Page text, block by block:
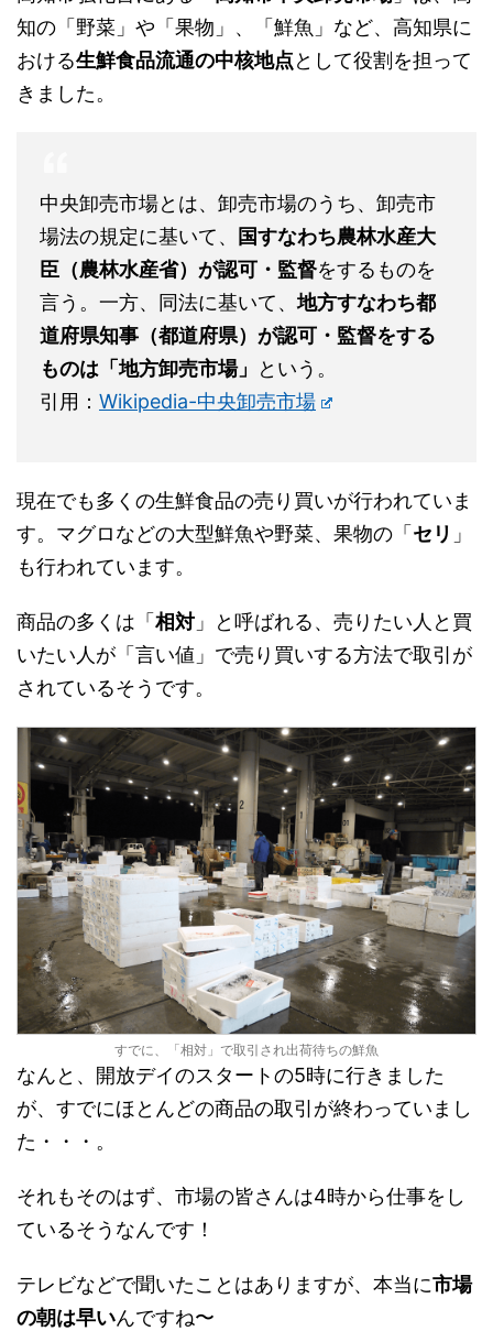
知の「野菜」や「果物」、「鮮魚」など、高知県に
おける生鮮食品流通の中核地点として役割を担って
きました。
中央卸売市場とは、卸売市場のうち、卸売市
場法の規定に基いて、
国すなわち農林水産大
臣（農林水産省）が認可・監督をするものを
言う。一方、同法に基いて、地方すなわち都
道府県知事（都道府県）が認可・監督をする
ものは「地方卸売市場」
という。
引用： Wikipedia-中央卸売市場
現在でも多くの生鮮食品の売り買いが行われていま
す。マグロなどの大型鮮魚や野菜、果物の「 セリ 」
も行われています。
商品の多くは「 相対 」と呼ばれる、売りたい人と買
いたい人が「言い値」で売り買いする方法で取引が
されているそうです。
すでに、「相対」で取引され出荷待ちの鮮魚
なんと、開放デイのスタートの5時に行きました
が、すでにほとんどの商品の取引が終わっていまし
た・・・。
それもそのはず、市場の皆さんは4時から仕事をし
ているそうなんです！
テレビなどで聞いたことはありますが、本当に市場
の朝は早いんですね〜